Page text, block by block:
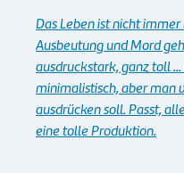
Das Leben ist nicht
Ausbeutung und Mord
ausdruckstark, ganz toll
minimalistisch, aber man
ausdrücken soll. Passt,
eine tolle Produktion.